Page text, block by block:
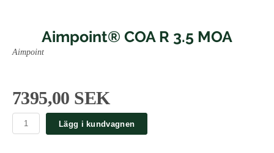
Aimpoint® COA R 3.5 MOA
Aimpoint
7395,00 SEK
Lägg i kundvagnen